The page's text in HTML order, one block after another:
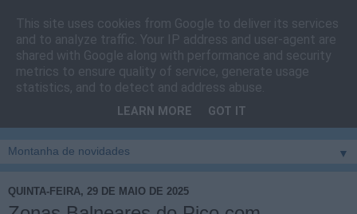
Cais do Pico
Blog sobre um pouco de tudo relacionado com a ilha
vila e ao concelho de São Roque do Pico
▼
QUINTA-FEIRA, 29 DE MAIO DE 2025
This site uses cookies from Google to deliver its services
and to analyze traffic. Your IP address and user-agent are
shared with Google along with performance and security
metrics to ensure quality of service, generate usage
statistics, and to detect and address abuse.
LEARN MORE GOT IT